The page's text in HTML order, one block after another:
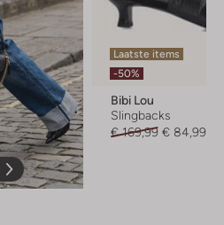
Laatste items
-50%
Bibi Lou
Slingbacks
€ 169,99 € 84,99